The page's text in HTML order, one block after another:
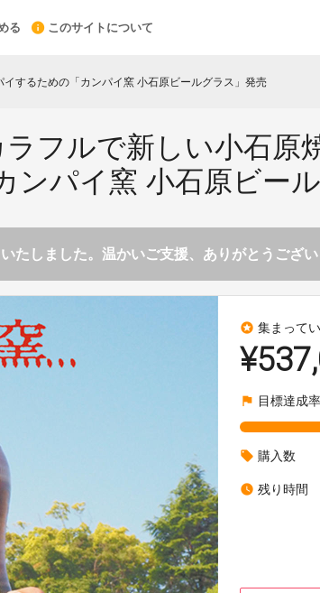
る このサイトについて
するための「カンパイ窯 小石原ビールグラス」発売
フルで新しい小石原
ンパイ窯 小石原ビー
たしました。温かいご支援、ありがとうござい
stars 集まって
flag 目標達成率
local_offer 購入数
watch_later 残り時間